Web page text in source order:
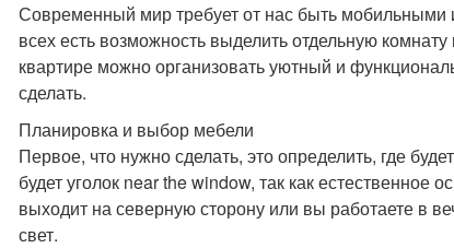
Современный мир требует от нас быть мобильными
всех есть возможность выделить отдельную
квартире можно организовать уютный и
сделать.
Планировка и выбор мебели
Первое, что нужно сделать, это определить, где
будет уголок near the window, так как естественное
выходит на северную сторону или вы работаете в
свет.